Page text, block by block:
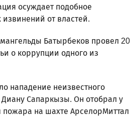
осуждает подобное
от властей.
Батырбеков провел 20
о коррупции одного из
нападение неизвестного
Диану Сапаркызы. Он отобрал у
пожара на шахте АрселорМиттал